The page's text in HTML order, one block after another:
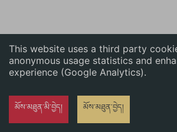
This website uses a third party
anonymous usage statistics and
experience (Google Analytics).
མོས་མཐུན་མི་བྱེད། མོས་མཐུན་བྱེད།